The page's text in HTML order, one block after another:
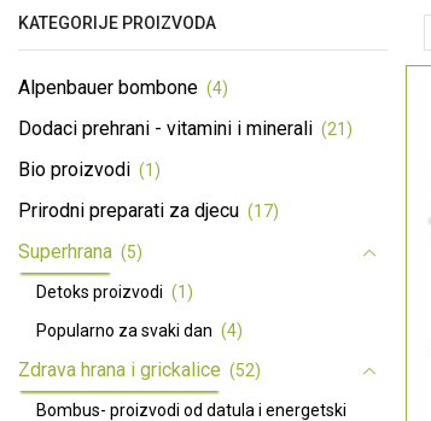
KATEGORIJE PROIZVODA
Alpenbauer bombone (4)
Dodaci prehrani - vitamini i minerali (21)
Bio proizvodi (1)
Prirodni preparati za djecu (17)
Superhrana (5)
Detoks proizvodi (1)
Popularno za svaki dan (4)
Zdrava hrana i grickalice (52)
Bombus- proizvodi od datula i energetski